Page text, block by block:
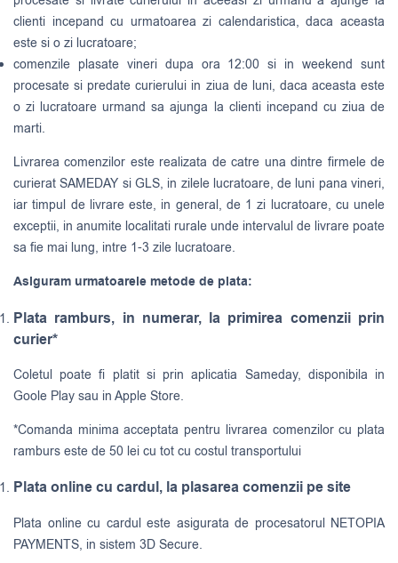
clienti incepand cu urmatoarea zi calendaristica, daca aceasta
este si o zi lucratoare;
comenzile plasate vineri dupa ora 12:00 si in weekend sunt
procesate si predate curierului in ziua de luni, daca aceasta este
o zi lucratoare urmand sa ajunga la clienti incepand cu ziua de
marti.
Livrarea comenzilor este realizata de catre una dintre firmele de
curieratSAMEDAY si GLS, in zilele lucratoare, de luni pana vineri,
iar timpul de livrare este, in general, de 1 zi lucratoare, cu unele
exceptii, in anumite localitati rurale unde intervalul de livrare poate
sa fie mai lung, intre 1-3 zile lucratoare.
Asiguram urmatoarele metode de plata:
Plata ramburs, in numerar, la primirea comenzii prin
curier*
Coletul poate fi platit si prin aplicatia Sameday, disponibila in
Goole Play sau in Apple Store.
*Comanda minima acceptata pentru livrarea comenzilor cu plata
ramburs este de 50 lei cu tot cu costul transportului
Plata online cu cardul, la plasarea comenzii pe site
Plata online cu cardul este asigurata de procesatorul NETOPIA
PAYMENTS, in sistem 3D Secure.